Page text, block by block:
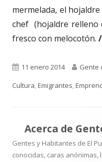
mermelada, el
chef (hojaldre relleno
fresco con melocotón.
Publicado
el
11 enero 2014 Autor
Gente
Cultura Emigrantes
Acerca de
Gentes y Habitantes de El
conocidas, caras anónimas,